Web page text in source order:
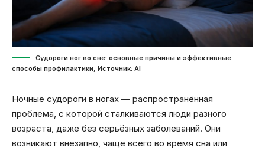
Судороги ног во сне: основные причины и эффективные
способы профилактики, Источник: Al
Ночные судороги в ногах — распространённая
проблема, с которой сталкиваются люди разного
возраста, даже без серьёзных заболеваний. Они
возникают внезапно, чаще всего во время сна или